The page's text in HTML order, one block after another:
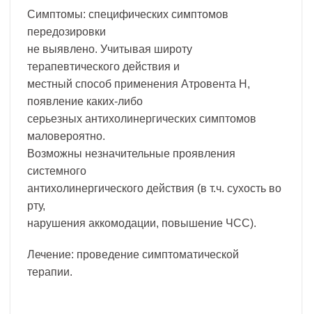
Симптомы: специфических симптомов
передозировки
не выявлено. Учитывая широту
терапевтического действия и
местный способ применения Атровента Н,
появление каких-либо
серьезных антихолинергических симптомов
маловероятно.
Возможны незначительные проявления
системного
антихолинергического действия (в т.ч. сухость во
рту,
нарушения аккомодации, повышение ЧСС).
Лечение: проведение симптоматической
терапии.